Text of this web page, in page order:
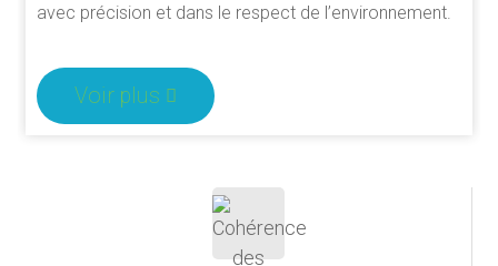
avec précision et dans le respect de l’environnement.
Voir plus